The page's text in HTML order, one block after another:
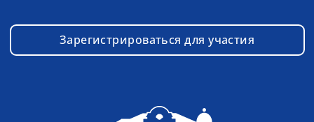
Зарегистрироваться для участия